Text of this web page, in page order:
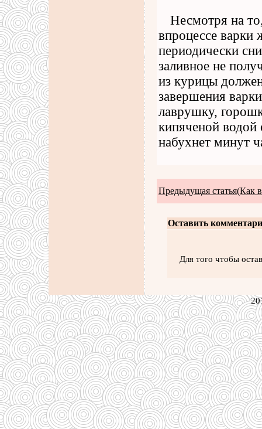
Несмотря на
впроцессе варки
периодически
заливное не
из курицы
завершения
лаврушку,
кипяченой водой
набухнет минут
Предыдущая статья(Как
Оставить
Для того чтобы